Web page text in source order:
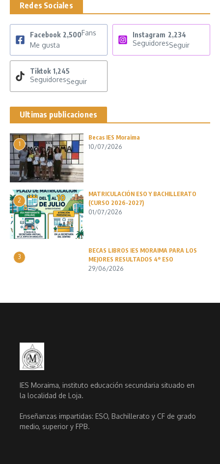
Redes Sociales
Facebook 2,500Fans
Me gusta
Instagram 2,234
SeguidoresSeguir
Tiktok 1,245
SeguidoresSeguir
Ultimas publicaciones
1
Becas IES Moraima
10/07/2026
2
MATRICULACIÓN ESO Y BACHILLERATO
(CURSO 2026-2027)
01/07/2026
3
BECAS LIBROS IES MORAIMA PARA LOS
MEJORES RESULTADOS 4º ESO
29/06/2026
IES Moraima, instituto educación secundaria situado en
la localidad de Loja.
Enseñanzas impartidas: ESO, Bachillerato y CF de grado
medio, superior y FPB.